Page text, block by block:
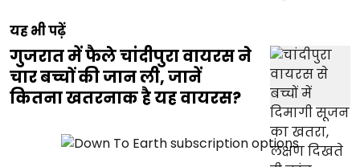
यह भी पढ़ें
गुजरात में फैले चांदीपुरा वायरस ने
चार बच्चों की जान ली, जानें
कितना खतरनाक है यह वायरस?